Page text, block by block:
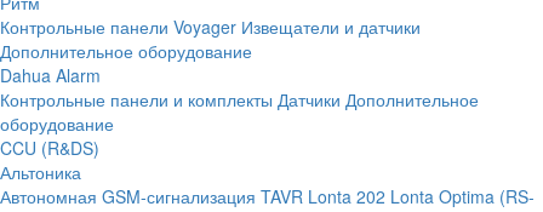
Контрольные панели Voyager Извещатели и датчики
Дополнительное оборудование
Dahua Alarm
Контрольные панели и комплекты Датчики Дополнительное
оборудование
CCU (R&DS)
Альтоника
Автономная GSM-сигнализация TAVR Lonta 202 Lonta Optima (RS-